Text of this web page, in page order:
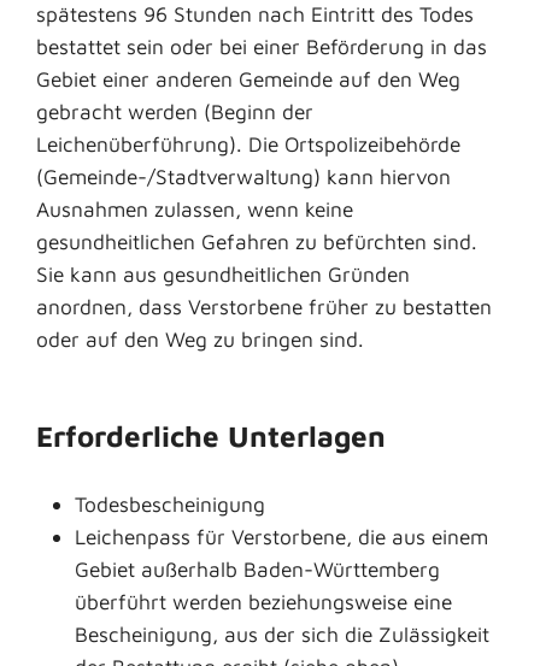
spätestens 96 Stunden nach Eintritt des Todes
bestattet sein oder bei einer Beförderung in das
Gebiet einer anderen Gemeinde auf den Weg
gebracht werden (Beginn der
Leichenüberführung). Die Ortspolizeibehörde
(Gemeinde-/Stadtverwaltung) kann hiervon
Ausnahmen zulassen, wenn keine
gesundheitlichen Gefahren zu befürchten sind.
Sie kann aus gesundheitlichen Gründen
anordnen, dass Verstorbene früher zu bestatten
oder auf den Weg zu bringen sind.
Erforderliche Unterlagen
Todesbescheinigung
Leichenpass für Verstorbene, die aus einem
Gebiet außerhalb Baden-Württemberg
überführt werden beziehungsweise eine
Bescheinigung, aus der sich die Zulässigkeit